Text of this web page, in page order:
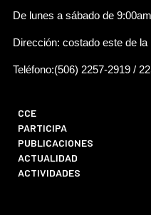
De lunes a sábado de
Dirección: costado este de
Teléfono:(506) 2257-2919 /
CCE
PARTICIPA
PUBLICACIONES
ACTUALIDAD
ACTIVIDADES